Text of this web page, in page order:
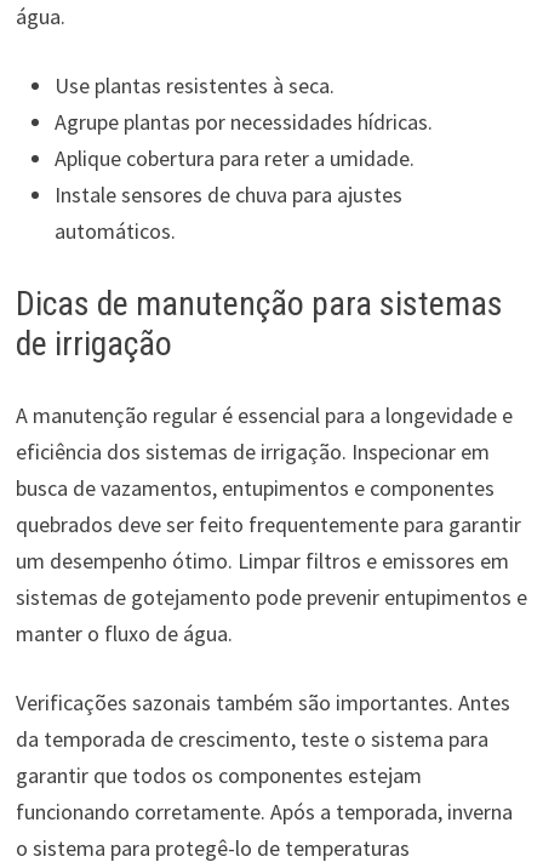
água.
Use plantas resistentes à seca.
Agrupe plantas por necessidades hídricas.
Aplique cobertura para reter a umidade.
Instale sensores de chuva para ajustes
automáticos.
Dicas de manutenção para sistemas
de irrigação
A manutenção regular é essencial para a longevidade e
eficiência dos sistemas de irrigação. Inspecionar em
busca de vazamentos, entupimentos e componentes
quebrados deve ser feito frequentemente para garantir
um desempenho ótimo. Limpar filtros e emissores em
sistemas de gotejamento pode prevenir entupimentos e
manter o fluxo de água.
Verificações sazonais também são importantes. Antes
da temporada de crescimento, teste o sistema para
garantir que todos os componentes estejam
funcionando corretamente. Após a temporada, inverna
o sistema para protegê-lo de temperaturas